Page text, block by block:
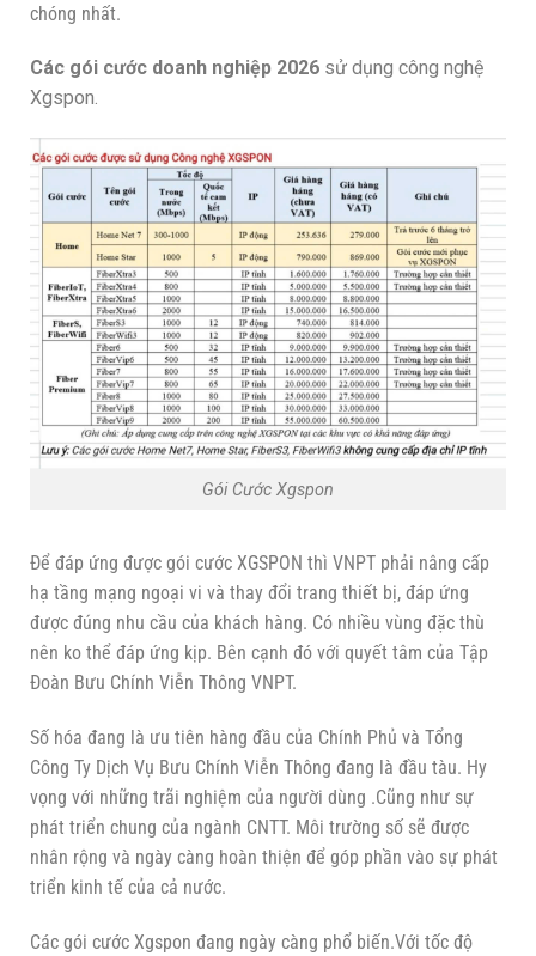
chóng nhất.
Các gói cước doanh nghiệp 2026 sử dụng công nghệ
Xgspon.
Gói Cước Xgspon
Để đáp ứng được gói cước XGSPON thì VNPT phải nâng cấp
hạ tầng mạng ngoại vi và thay đổi trang thiết bị, đáp ứng
được đúng nhu cầu của khách hàng. Có nhiều vùng đặc thù
nên ko thể đáp ứng kịp. Bên cạnh đó với quyết tâm của Tập
Đoàn Bưu Chính Viễn Thông VNPT.
Số hóa đang là ưu tiên hàng đầu của Chính Phủ và Tổng
Công Ty Dịch Vụ Bưu Chính Viễn Thông đang là đầu tàu. Hy
vọng với những trãi nghiệm của người dùng .Cũng như sự
phát triển chung của ngành CNTT. Môi trường số sẽ được
nhân rộng và ngày càng hoàn thiện để góp phần vào sự phát
triển kinh tế của cả nước.
Các gói cước Xgspon đang ngày càng phổ biến.Với tốc độ